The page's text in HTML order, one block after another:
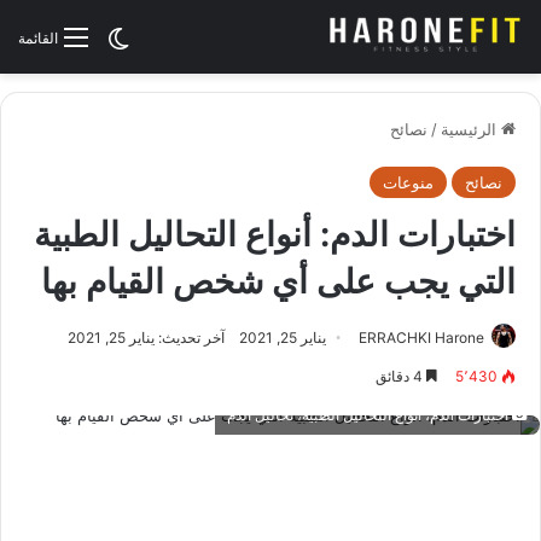
القائمةالوضع
الرئيسية / نصائح
نصائح منوعات
اختبارات الدم: أنواع التحاليل الطبية
التي يجب على أي شخص القيام بها
ERRACHKI Harone يناير 25, 2021 آخر تحديث: يناير 25, 2021
5٬430
اختبارات الدم، أنواع التحاليل الطبية، تحاليل الدم